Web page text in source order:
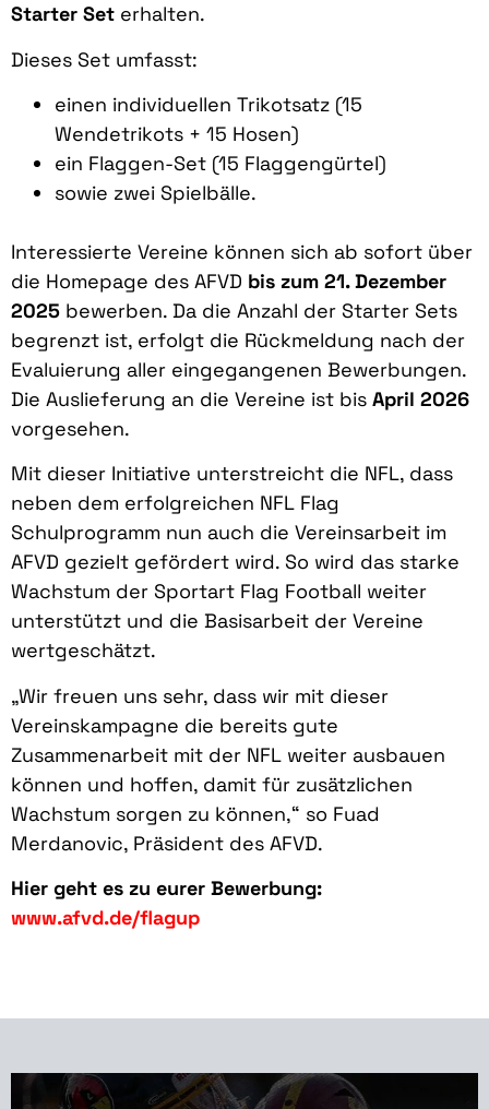
Starter Set erhalten.
Dieses Set umfasst:
einen individuellen Trikotsatz (15
Wendetrikots + 15 Hosen)
ein Flaggen-Set (15 Flaggengürtel)
sowie zwei Spielbälle.
Interessierte Vereine können sich ab sofort über
die Homepage des AFVD bis zum 21. Dezember
2025 bewerben. Da die Anzahl der Starter Sets
begrenzt ist, erfolgt die Rückmeldung nach der
Evaluierung aller eingegangenen Bewerbungen.
Die Auslieferung an die Vereine ist bis April 2026
vorgesehen.
Mit dieser Initiative unterstreicht die NFL, dass
neben dem erfolgreichen NFL Flag
Schulprogramm nun auch die Vereinsarbeit im
AFVD gezielt gefördert wird. So wird das starke
Wachstum der Sportart Flag Football weiter
unterstützt und die Basisarbeit der Vereine
wertgeschätzt.
„Wir freuen uns sehr, dass wir mit dieser
Vereinskampagne die bereits gute
Zusammenarbeit mit der NFL weiter ausbauen
können und hoffen, damit für zusätzlichen
Wachstum sorgen zu können,“ so Fuad
Merdanovic, Präsident des AFVD.
Hier geht es zu eurer Bewerbung:
www.afvd.de/flagup